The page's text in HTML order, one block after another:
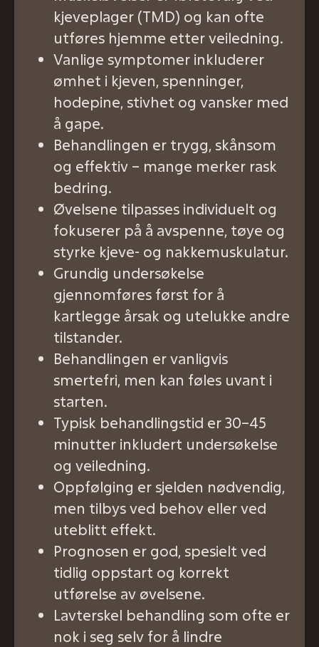
kjeveplager (TMD) og kan ofte
utføres hjemme etter veiledning.
Vanlige symptomer inkluderer
ømhet i kjeven, spenninger,
hodepine, stivhet og vansker med
å gape.
Behandlingen er trygg, skånsom
og effektiv – mange merker rask
bedring.
Øvelsene tilpasses individuelt og
fokuserer på å avspenne, tøye og
styrke kjeve- og nakkemuskulatur.
Grundig undersøkelse
gjennomføres først for å
kartlegge årsak og utelukke andre
tilstander.
Behandlingen er vanligvis
smertefri, men kan føles uvant i
starten.
Typisk behandlingstid er 30–45
minutter inkludert undersøkelse
og veiledning.
Oppfølging er sjelden nødvendig,
men tilbys ved behov eller ved
uteblitt effekt.
Prognosen er god, spesielt ved
tidlig oppstart og korrekt
utførelse av øvelsene.
Lavterskel behandling som ofte er
nok i seg selv for å lindre